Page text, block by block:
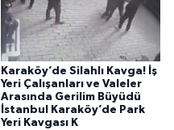
Karaköy’de Silahlı Kavga! İş
Yeri Çalışanları ve Valeler
Arasında Gerilim Büyüdü
İstanbul Karaköy’de Park
Yeri Kavgası K